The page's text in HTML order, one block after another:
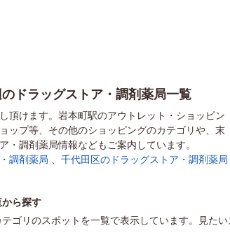
ドラッグストア・調剤薬局一覧
頂けます。岩本町駅のアウトレット・ショッピン
ップ等、その他のショッピングのカテゴリや、末
・調剤薬局情報などもご案内しています。
調剤薬局 千代田区のドラッグストア・調剤薬局
ら探す
ゴリのスポットを一覧で表示しています。見たい